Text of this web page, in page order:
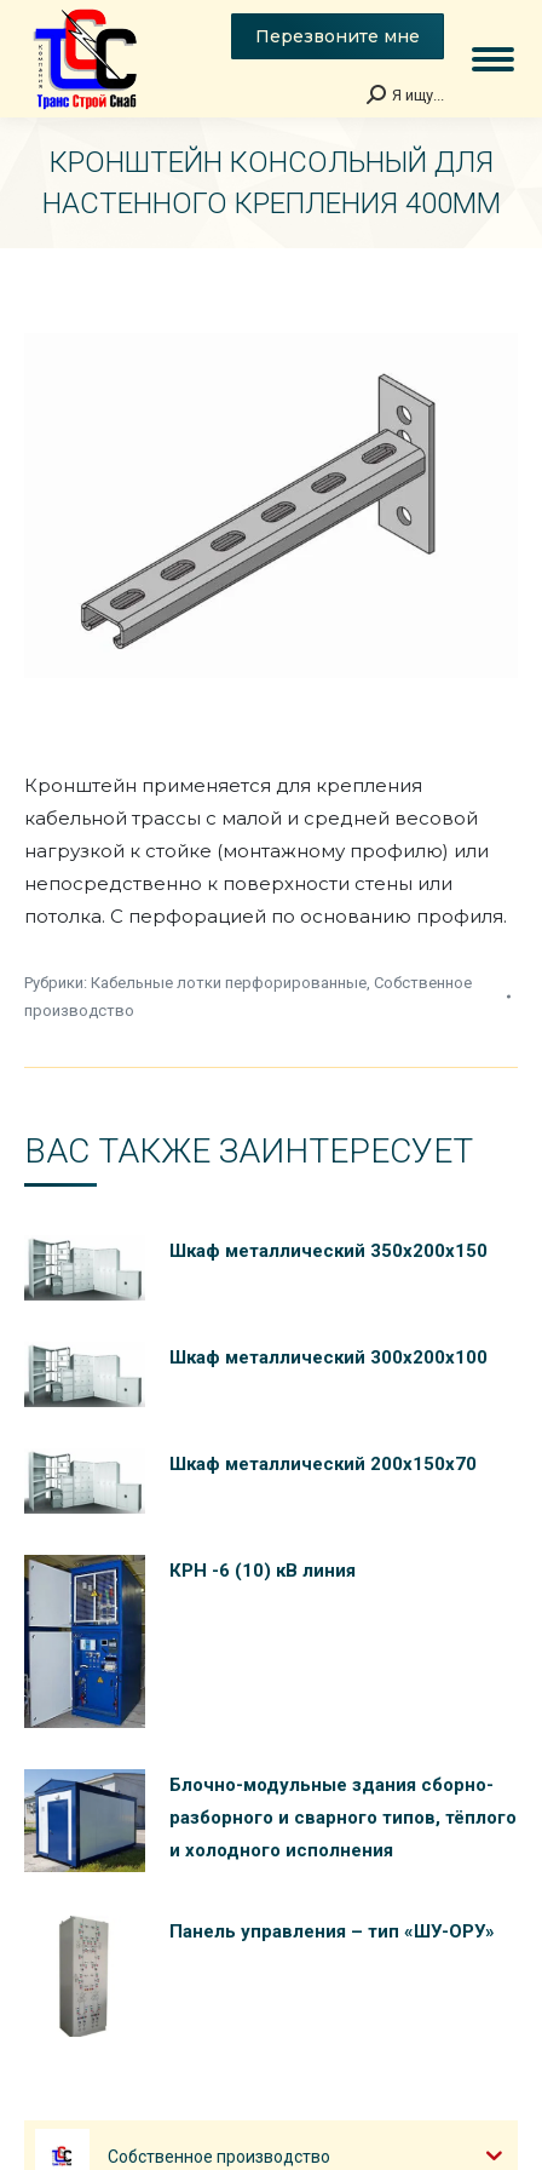
Перезвоните мне
Поиск:
Я ищу...
КРОНШТЕЙН КОНСОЛЬНЫЙ ДЛЯ
НАСТЕННОГО КРЕПЛЕНИЯ 400ММ
Кронштейн применяется для крепления
кабельной трассы с малой и средней весовой
нагрузкой к стойке (монтажному профилю) или
непосредственно к поверхности стены или
потолка. С перфорацией по основанию профиля.
Рубрики: Кабельные лотки перфорированные Собственное
производство
ВАС ТАКЖЕ ЗАИНТЕРЕСУЕТ
Шкаф металлический 350х200х150
Шкаф металлический 300х200х100
Шкаф металлический 200х150х70
КРН -6 (10) кВ линия
Блочно-модульные здания сборно-
разборного и сварного типов, тёплого
и холодного исполнения
Панель управления – тип «ШУ-ОРУ»
Собственное производство